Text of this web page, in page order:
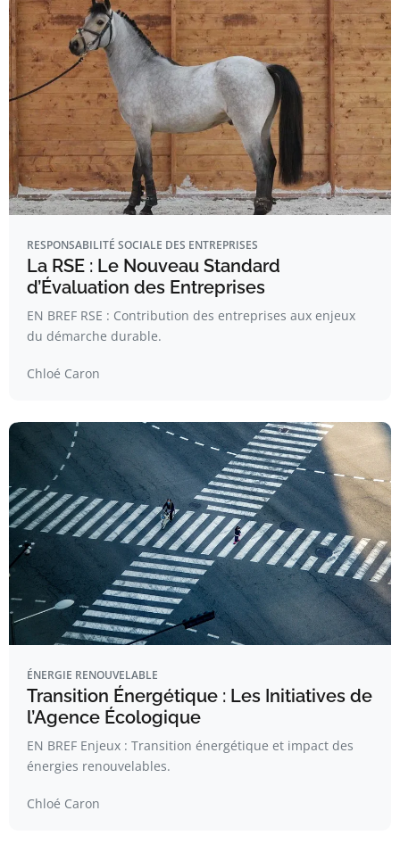
RESPONSABILITÉ SOCIALE DES ENTREPRISES
La RSE : Le Nouveau Standard
d’Évaluation des Entreprises
EN BREF RSE : Contribution des entreprises aux enjeux
du démarche durable.
Chloé Caron
ÉNERGIE RENOUVELABLE
Transition Énergétique : Les Initiatives de
l’Agence Écologique
EN BREF Enjeux : Transition énergétique et impact des
énergies renouvelables.
Chloé Caron